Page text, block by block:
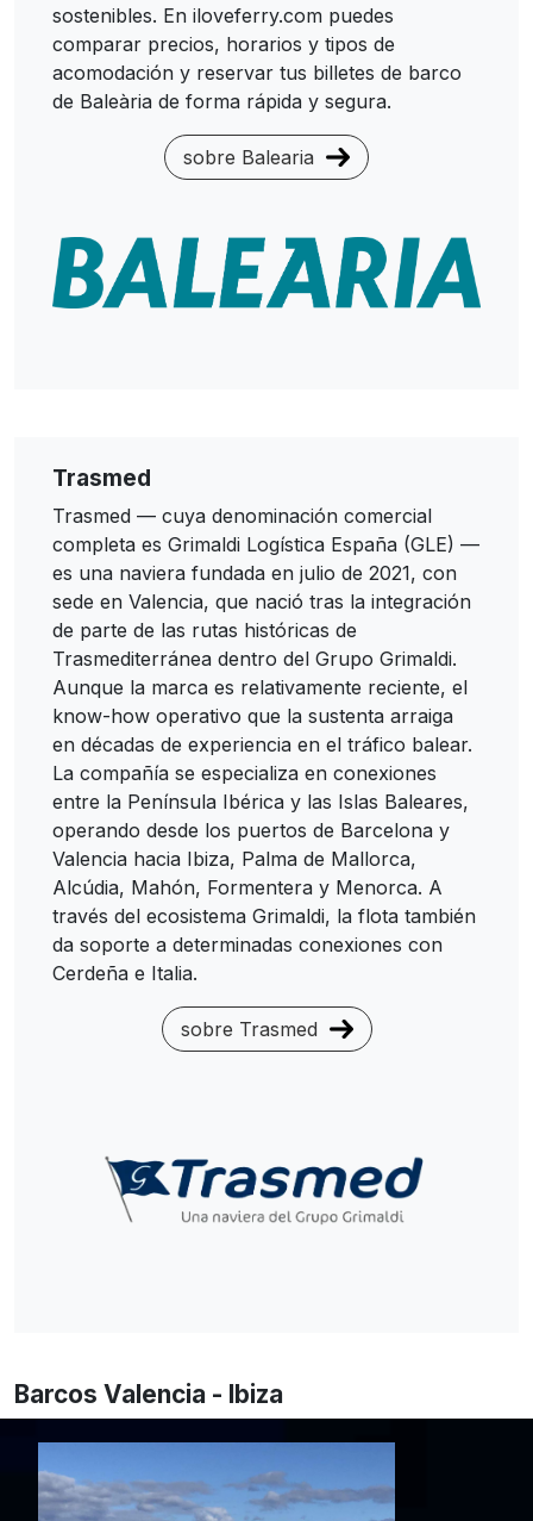
sostenibles. En iloveferry.com puedes
comparar precios, horarios y tipos de
acomodación y reservar tus billetes de barco
de Baleària de forma rápida y segura.
sobre Balearia
Trasmed
Trasmed — cuya denominación comercial
completa es Grimaldi Logística España (GLE) —
es una naviera fundada en julio de 2021, con
sede en Valencia, que nació tras la integración
de parte de las rutas históricas de
Trasmediterránea dentro del Grupo Grimaldi.
Aunque la marca es relativamente reciente, el
know-how operativo que la sustenta arraiga
en décadas de experiencia en el tráfico balear.
La compañía se especializa en conexiones
entre la Península Ibérica y las Islas Baleares,
operando desde los puertos de Barcelona y
Valencia hacia Ibiza, Palma de Mallorca,
Alcúdia, Mahón, Formentera y Menorca. A
través del ecosistema Grimaldi, la flota también
da soporte a determinadas conexiones con
Cerdeña e Italia.
sobre Trasmed
Barcos Valencia - Ibiza